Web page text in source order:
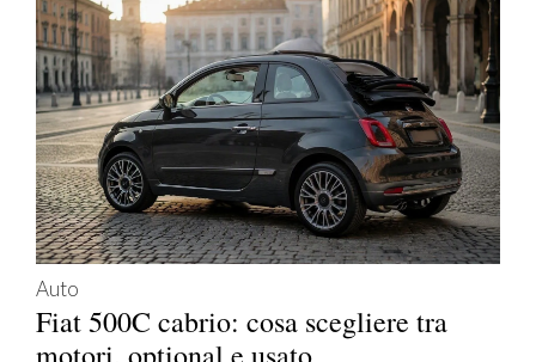
Auto
Fiat 500C cabrio: cosa scegliere tra
motori, optional e usato